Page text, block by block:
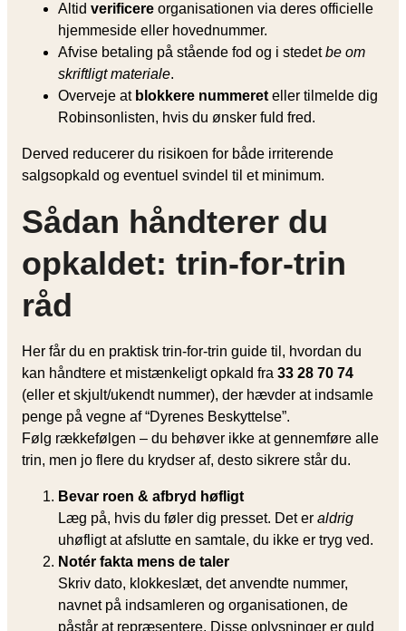
Altid verificere organisationen via deres officielle
hjemmeside eller hovednummer.
Afvise betaling på stående fod og i stedetbe om
skriftligt materiale.
Overveje at blokkere nummereteller tilmelde dig
Robinsonlisten, hvis du ønsker fuld fred.
Derved reducerer du risikoen for både irriterende
salgsopkald og eventuel svindel til et minimum.
Sådan håndterer du
opkaldet: trin-for-trin
råd
Her får du en praktisk trin-for-trin guide til, hvordan du
kan håndtere et mistænkeligt opkald fra 33 28 70 74
(eller et skjult/ukendt nummer), der hævder at indsamle
penge på vegne af “Dyrenes Beskyttelse”.
Følg rækkefølgen – du behøver ikke at gennemføre alle
trin, men jo flere du krydser af, desto sikrere står du.
Bevar roen & afbryd høfligt
Læg på, hvis du føler dig presset. Det er aldrig
uhøfligt at afslutte en samtale, du ikke er tryg ved.
Notér fakta mens de taler
Skriv dato, klokkeslæt, det anvendte nummer,
navnet på indsamleren og organisationen, de
påstår at repræsentere. Disse oplysninger er guld